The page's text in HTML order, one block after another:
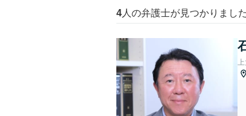
4 人の弁護士が見つかりました